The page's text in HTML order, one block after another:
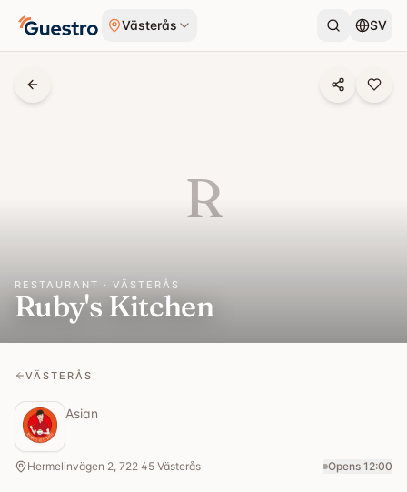
Västerås SV
R
RESTAURANT · VÄSTERÅS
Ruby's Kitchen
VÄSTERÅS
Asian
Hermelinvägen 2, 722 45 Västerås Opens 12:00